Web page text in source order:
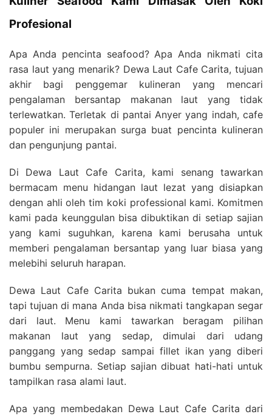
Profesional
Apa Anda pencinta seafood? Apa Anda nikmati cita
rasa laut yang menarik? Dewa Laut Cafe Carita, tujuan
akhir bagi penggemar kulineran yang mencari
pengalaman bersantap makanan laut yang tidak
terlewatkan. Terletak di pantai Anyer yang indah, cafe
populer ini merupakan surga buat pencinta kulineran
dan pengunjung pantai.
Di Dewa Laut Cafe Carita, kami senang tawarkan
bermacam menu hidangan laut lezat yang disiapkan
dengan ahli oleh tim koki professional kami. Komitmen
kami pada keunggulan bisa dibuktikan di setiap sajian
yang kami suguhkan, karena kami berusaha untuk
memberi pengalaman bersantap yang luar biasa yang
melebihi seluruh harapan.
Dewa Laut Cafe Carita bukan cuma tempat makan,
tapi tujuan di mana Anda bisa nikmati tangkapan segar
dari laut. Menu kami tawarkan beragam pilihan
makanan laut yang sedap, dimulai dari udang
panggang yang sedap sampai fillet ikan yang diberi
bumbu sempurna. Setiap sajian dibuat hati-hati untuk
tampilkan rasa alami laut.
Apa yang membedakan Dewa Laut Cafe Carita dari